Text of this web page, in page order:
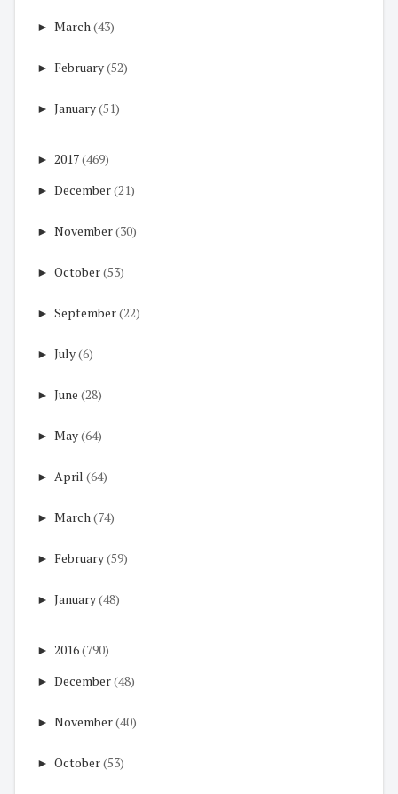
► March(43)
► February(52)
► January(51)
► 2017(469)
► December(21)
► November(30)
► October(53)
► September(22)
► July(6)
► June (28)
► May(64)
► April (64)
► March(74)
► February(59)
► January(48)
► 2016(790)
► December(48)
► November(40)
► October(53)